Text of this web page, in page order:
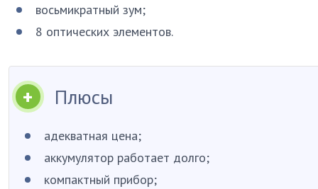
восьмикратный зум;
8 оптических элементов.
Плюсы
адекватная цена;
аккумулятор работает долго;
компактный прибор;